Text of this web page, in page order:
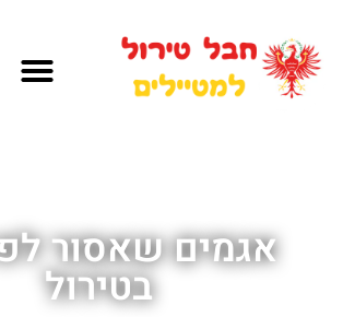
אגמים שאסור
בטירול